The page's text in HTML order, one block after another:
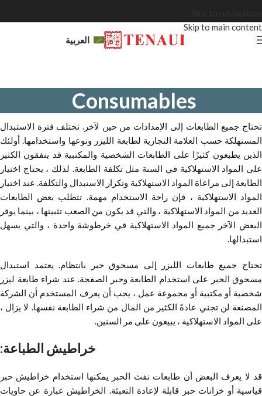
Skip to main content
العربية
Consumables
تحتاج جميع الطابعات إلى الإمدادات من حين لآخر. تختلف فترة الاستبدال
المستهلكة حسب العلامة التجارية لطابعة الليزر ونوعها واستخدامها. أولئك
الذين يطبعون كثيرًا على الطابعات الشخصية والمكتبية قد ينفقون الكثير
على المواد الاستهلاكية في السنة مثل تكلفة الطابعة. لذلك ، يحتاج اختيار
الطابعة إلى مراعاة المواد الاستهلاكية وتكرار الاستبدال والتكلفة. عند اختيار
المواد الاستهلاكية ، فإن راحة الاستخدام مهمة. تتطلب بعض الطابعات
العديد من المواد الاستهلاكية ، والتي قد يكون من الصعب تثبيتها ، بينما يوفر
البعض الآخر جميع المواد الاستهلاكية في خرطوشة واحدة ، والتي يسهل
استبدالها.
تحتاج جميع طابعات الليزر إلى مسحوق حبر بانتظام. يعتمد استبدال
مسحوق الحبر على استخدام الطابعة وحبر الصفحة. عند شراء طابعة ليزر
شخصية أو مكتبية أو مجموعة عمل ، يجب أن يعرف المستخدم أن الشركة
المصنعة لن تجني عادةً الكثير من المال من شراء الطابعة نفسها. لا يزال ،
على المواد الاستهلاكية ، يبيعون على مر السنين.
خراطيش الطباعة:
قد لا يعرف البعض أن طابعات نفث الحبر يمكنها استخدام خراطيش حبر
قياسية أو خزانات حبر قابلة لإعادة التعبئة. الخراطيش عبارة عن حاويات